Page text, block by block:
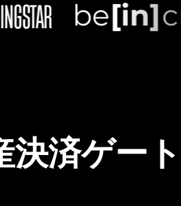
決済ゲー